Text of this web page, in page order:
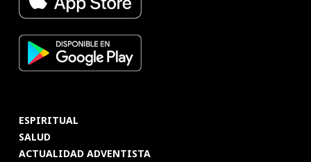
ESPIRITUAL
SALUD
ACTUALIDAD ADVENTISTA